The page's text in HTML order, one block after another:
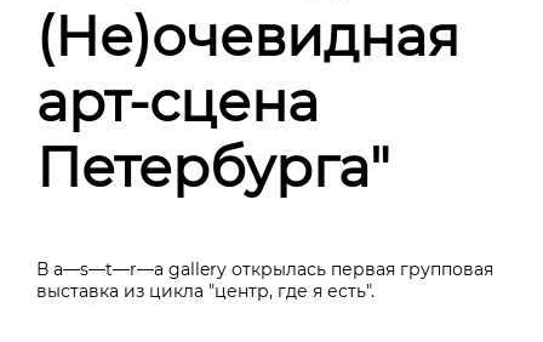
(Не)очевидная
арт-сцена
Петербурга"
В a—s—t—r—a gallery открылась первая групповая
выставка из цикла "центр, где я есть".